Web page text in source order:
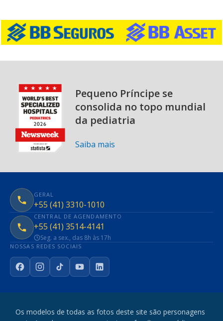
Pequeno Príncipe se
consolida no topo mundial
da pediatria
Saiba mais
GERAL
+55 (41) 3310-1010
CENTRAL DE AGENDAMENTO
+55 (41) 3514-4141
Seg. a sex., das 8h às 17h
NOSSAS REDES SOCIAIS
FacebookInstagram
TikTokYouTubeLinkedIn
Os modelos de todas as fotos deste site são personagens